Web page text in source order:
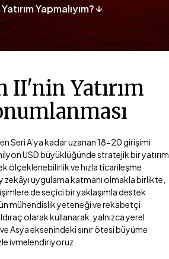
Yapmalıyım?
II'nin Yatırım
Seri A’ya kadar uzanan 18-20 girişimi
USD büyüklüğünde stratejik bir yatırım
ölçeklenebilirlik ve hızla ticarileşme
uygulama katmanı olmakla birlikte,
de seçici bir yaklaşımla destek
mühendislik yeteneği ve rekabetçi
olarak kullanarak, yalnızca yerel
Asya eksenindeki sınır ötesi büyüme